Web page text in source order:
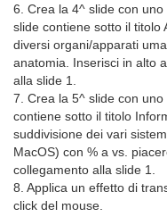
6. Crea la 4^ slide con
slide contiene sotto il titolo
diversi organi/apparati
anatomia. Inserisci in alto
alla slide 1.
7. Crea la 5^ slide con
contiene sotto il titolo
suddivisione dei vari
MacOS) con % a vs.
collegamento alla slide 1.
8. Applica un effetto di
click del mouse.